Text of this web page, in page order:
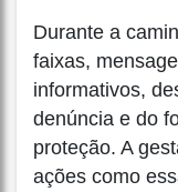
Durante a
faixas,
informativos,
denúncia e do
proteção. A
ações como